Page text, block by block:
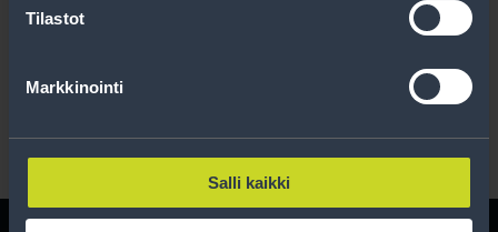
Tilastot
Markkinointi
Salli kaikki